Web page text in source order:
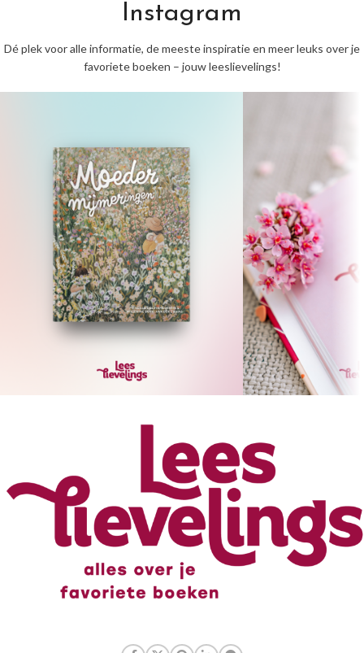
Instagram
Dé plek voor alle informatie, de meeste inspiratie en meer leuks over je
favoriete boeken – jouw leeslievelings!